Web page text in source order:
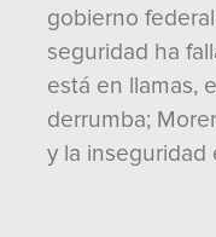
gobierno
seguridad ha
está en llamas,
derrumba;
y la inseguridad